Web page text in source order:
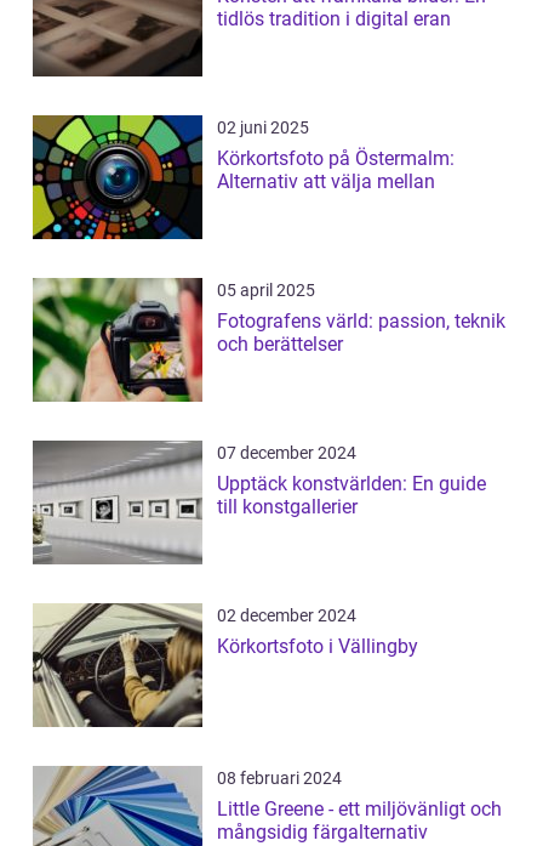
tidlös tradition i digital eran
02 juni 2025
Körkortsfoto på Östermalm:
Alternativ att välja mellan
05 april 2025
Fotografens värld: passion, teknik
och berättelser
07 december 2024
Upptäck konstvärlden: En guide
till konstgallerier
02 december 2024
Körkortsfoto i Vällingby
08 februari 2024
Little Greene - ett miljövänligt och
mångsidig färgalternativ